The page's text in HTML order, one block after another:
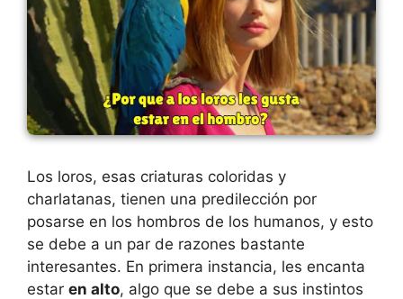
Los loros, esas criaturas coloridas y
charlatanas, tienen una predilección por
posarse en los hombros de los humanos, y esto
se debe a un par de razones bastante
interesantes. En primera instancia, les encanta
estar en alto, algo que se debe a sus instintos